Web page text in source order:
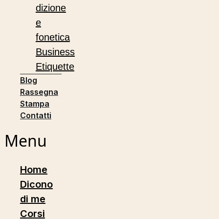
dizione
e
fonetica
Business
Etiquette
Blog
Rassegna
Stampa
Contatti
Menu
Home
Dicono
di me
Corsi